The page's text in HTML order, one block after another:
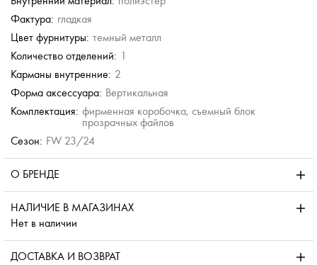
Фактура: гладкая
Цвет фурнитуры: темный металл
Количество отделений: 1
Карманы внутренние: 2
Форма аксессуара: Вертикальная
Комплектация: фирменная коробочка, съемный блок
прозрачных файлов
Сезон: FW 23/24
О БРЕНДЕ
НАЛИЧИЕ В МАГАЗИНАХ
Нет в наличии
ДОСТАВКА И ВОЗВРАТ